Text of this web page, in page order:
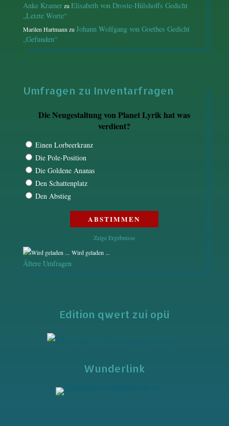
Anke KramerzuElisabeth von Droste-Hülshoffs Gedicht
„Letzte Worte“
Marilen HartmannzuJohann Wolfgang von Goethes Gedicht
„Gefunden“
Umfragen zu Inventarfragen
Die Neugestaltung von Planet Lyrik hat was
verdient?
Einen Lorbeerkranz
Die Pole-Position
Die Goldene Ananas
Den Schattenplatz
Den Abstieg
Zeige Ergebnisse
Wird geladen ...
Ältere Umfragen
Edition qwert zui opü
Wunderlink